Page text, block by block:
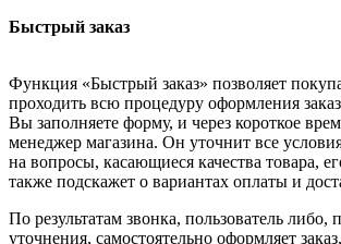
Быстрый заказ
Функция «Быстрый заказ» позволяет
проходить всю процедуру оформления
Вы заполняете форму, и через короткое
менеджер магазина. Он уточнит все условия
на вопросы, касающиеся качества товара,
также подскажет о вариантах оплаты и
По результатам звонка, пользователь либо,
уточнения, самостоятельно оформляет